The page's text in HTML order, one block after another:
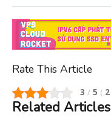
Rate This Article
3 / 5 ( 2
Related Articles